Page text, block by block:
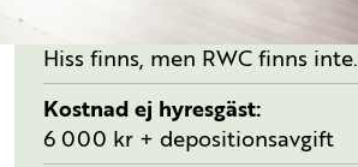
Hiss finns, men RWC finns inte.
Kostnad ej hyresgäst
6 000 kr + depositionsavgift